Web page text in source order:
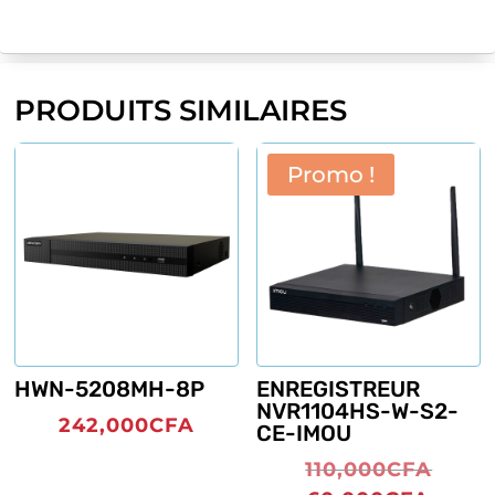
PRODUITS SIMILAIRES
HWN-5208MH-8P
242,000CFA
Promo !
ENREGISTREUR
NVR1104HS-W-S2-
CE-IMOU
110,000CFALe